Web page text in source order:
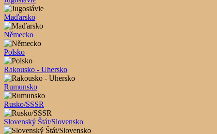
Maďarsko
Německo
Polsko
Rakousko - Uhersko
Rumunsko
Rusko/SSSR
Slovenský Štát/Slovensko